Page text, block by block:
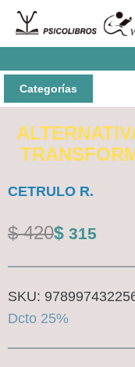
Categorías
CETRULO R.
$420
El
precio
original
era:
$ 420.
$ 315
El
precio
actual
es:
$ 315.
SKU:
Dcto 25%